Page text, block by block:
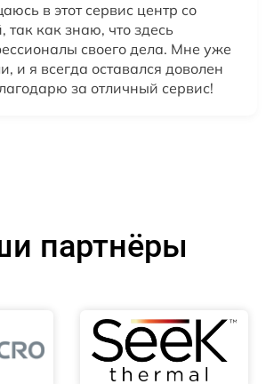
в этот сервис центр со
так как знаю, что здесь
своего дела. Мне уже
и я всегда оставался доволен
за отличный сервис!
партнёры